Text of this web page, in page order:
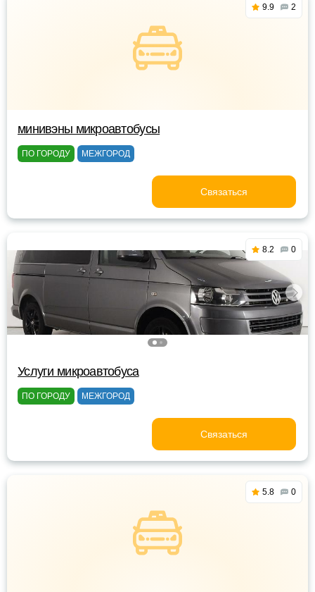
9.9 2
минивэны микроавтобусы
ПО ГОРОДУ МЕЖГОРОД
Связаться
8.2 0
Услуги микроавтобуса
ПО ГОРОДУ МЕЖГОРОД
Связаться
5.8 0